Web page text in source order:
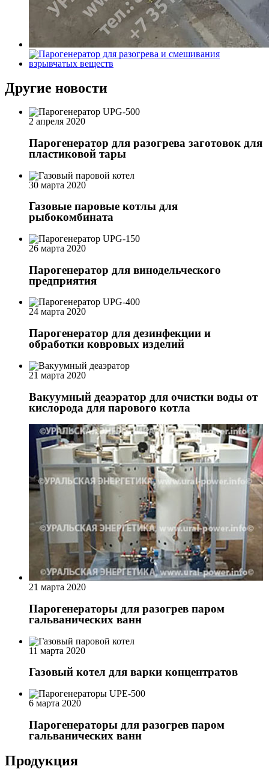
Другие новости
2 апреля 2020
Парогенератор для разогрева заготовок для
пластиковой тары
30 марта 2020
Газовые паровые котлы для
рыбокомбината
26 марта 2020
Парогенератор для винодельческого
предприятия
24 марта 2020
Парогенератор для дезинфекции и
обработки ковровых изделий
21 марта 2020
Вакуумный деаэратор для очистки воды от
кислорода для парового котла
21 марта 2020
Парогенераторы для разогрев паром
гальванических ванн
11 марта 2020
Газовый котел для варки концентратов
6 марта 2020
Парогенераторы для разогрев паром
гальванических ванн
Продукция